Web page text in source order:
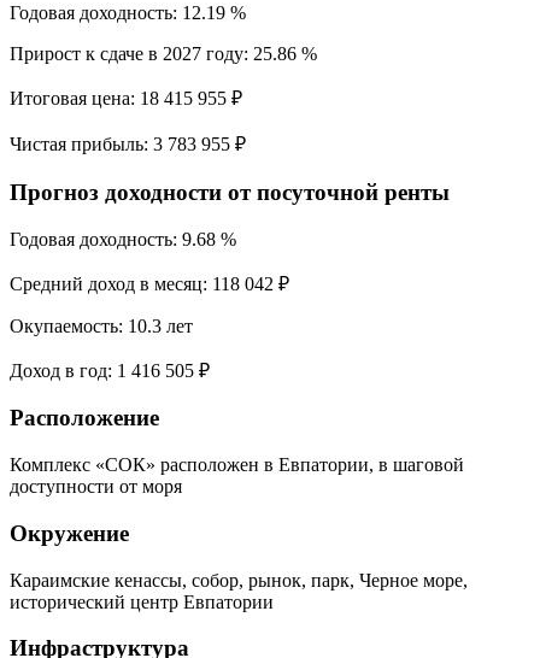
Годовая доходность: 12.19 %
Прирост к сдаче в 2027 году: 25.86 %
Итоговая цена: 18 415 955 ₽
Чистая прибыль: 3 783 955 ₽
Прогноз доходности от посуточной ренты
Годовая доходность: 9.68 %
Средний доход в месяц: 118 042 ₽
Окупаемость: 10.3 лет
Доход в год: 1 416 505 ₽
Расположение
Комплекс «СОК» расположен в Евпатории, в шаговой
доступности от моря
Окружение
Караимские кенассы, собор, рынок, парк, Черное море,
исторический центр Евпатории
Инфраструктура